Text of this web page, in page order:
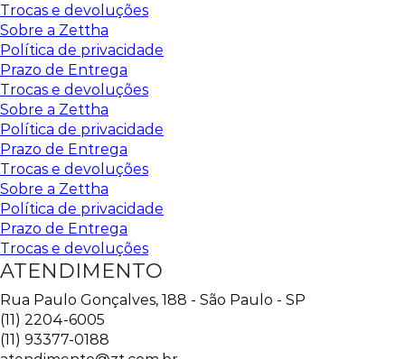
Trocas e devoluções
Sobre a Zettha
Política de privacidade
Prazo de Entrega
Trocas e devoluções
Sobre a Zettha
Política de privacidade
Prazo de Entrega
Trocas e devoluções
Sobre a Zettha
Política de privacidade
Prazo de Entrega
Trocas e devoluções
ATENDIMENTO
Rua Paulo Gonçalves, 188 - São Paulo - SP
(11) 2204-6005
(11) 93377-0188